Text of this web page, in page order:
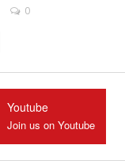
0
Youtube
Join us on Youtube